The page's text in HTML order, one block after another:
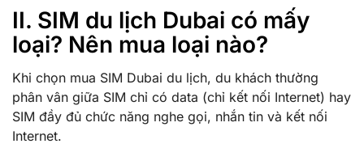
II. SIM du lịch Dubai có mấy
loại? Nên mua loại nào?
Khi chọn mua SIM Dubai du lịch, du khách thường
phân vân giữa SIM chỉ có data (chỉ kết nối Internet) hay
SIM đầy đủ chức năng nghe gọi, nhắn tin và kết nối
Internet.